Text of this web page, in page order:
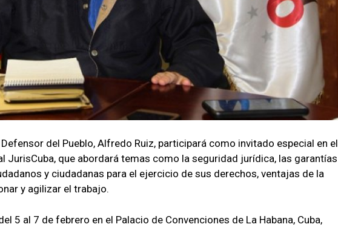
Defensor del Pueblo, Alfredo Ruiz, participará como invitado especial en el
JurisCuba, que abordará temas como la seguridad jurídica, las garantías
y ciudadanas para el ejercicio de sus derechos, ventajas de la
y agilizar el trabajo.
5 al 7 de febrero en el Palacio de Convenciones de La Habana, Cuba,